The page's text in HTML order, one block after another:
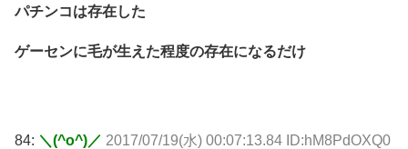
パチンコは存在した
ゲーセンに毛が生えた程度の存在になるだけ
84: ＼(^o^)／ 2017/07/19(水) 00:07:13.84 ID:hM8PdOXQ0